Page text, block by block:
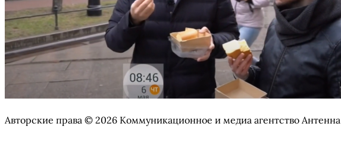
Авторские права © 2026 Коммуникационное и медиа агентство Антенна